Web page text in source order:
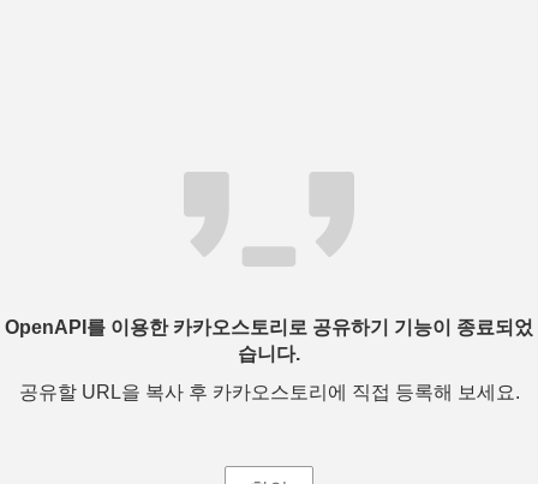
OpenAPI를 이용한 카카오스토리로 공유하기 기능이 종료되었
습니다.
공유할 URL을 복사 후 카카오스토리에 직접 등록해 보세요.